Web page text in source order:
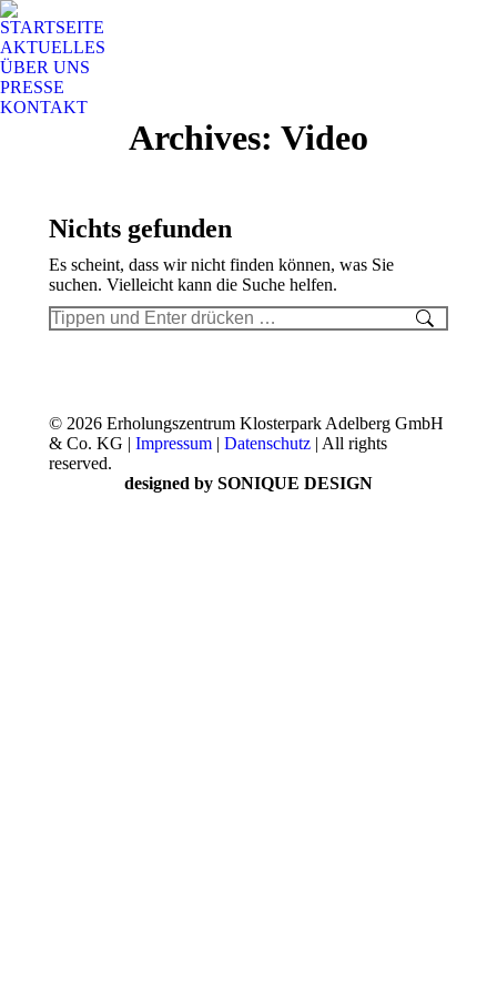
STARTSEITE
AKTUELLES
ÜBER UNS
PRESSE
KONTAKT
Archives: Video
Nichts gefunden
Es scheint, dass wir nicht finden können, was Sie
suchen. Vielleicht kann die Suche helfen.
Search:
© 2026 Erholungszentrum Klosterpark Adelberg GmbH
& Co. KG | Impressum | Datenschutz | All rights
reserved.
designed by SONIQUE DESIGN